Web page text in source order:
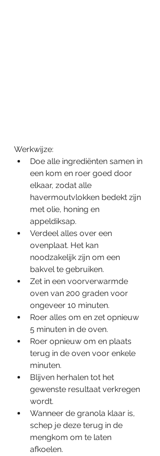
Werkwijze:
Doe alle ingrediënten samen in
een kom en roer goed door
elkaar, zodat alle
havermoutvlokken bedekt zijn
met olie, honing en
appeldiksap.
Verdeel alles over een
ovenplaat. Het kan
noodzakelijk zijn om een
bakvel te gebruiken.
Zet in een voorverwarmde
oven van 200 graden voor
ongeveer 10 minuten.
Roer alles om en zet opnieuw
5 minuten in de oven.
Roer opnieuw om en plaats
terug in de oven voor enkele
minuten.
Blijven herhalen tot het
gewenste resultaat verkregen
wordt.
Wanneer de granola klaar is,
schep je deze terug in de
mengkom om te laten
afkoelen.